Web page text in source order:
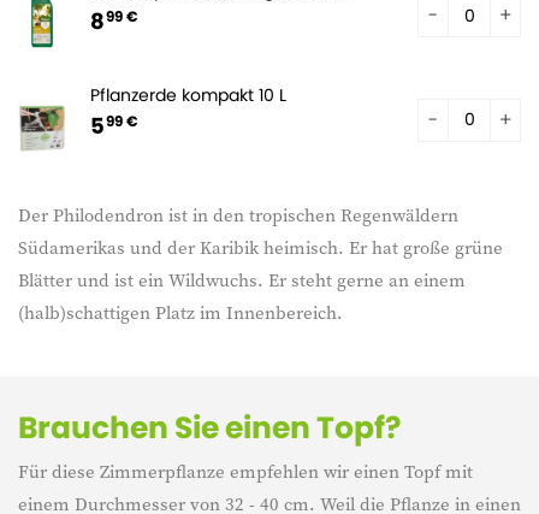
Der Philodendron ist in den tropischen Regenwäldern
Südamerikas und der Karibik heimisch. Er hat große grüne
Blätter und ist ein Wildwuchs. Er steht gerne an einem
(halb)schattigen Platz im Innenbereich.
899 €
Pflanzerde kompakt 10 L
599 €
Brauchen Sie einen Topf?
Für diese Zimmerpflanze empfehlen wir einen Topf mit
einem Durchmesser von 32 - 40 cm. Weil die Pflanze in einen